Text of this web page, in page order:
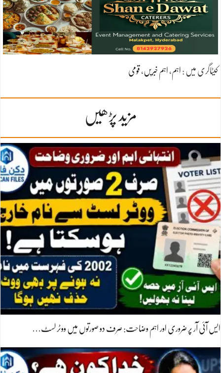
کیٹاگری میں : اہم ، اہم خبریں ، قومی
مزید پڑھیں
ایس آئی آر پر ضروری اور اہم وضاحت: صرف دو صورتوں میں ووٹر لسٹ…